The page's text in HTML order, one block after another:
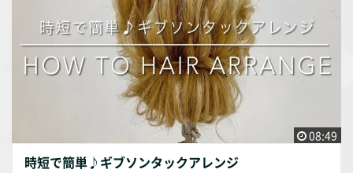
08:49
時短で簡単♪ギブソンタックアレンジ